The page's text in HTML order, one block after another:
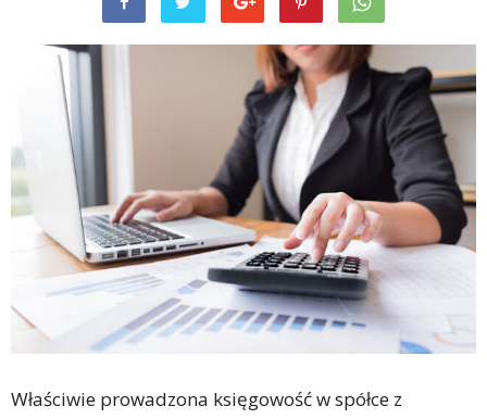
Właściwie prowadzona księgowość w spółce z